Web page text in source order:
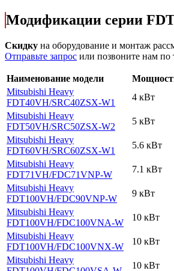
Модификации серии
Скидку на оборудование и монтаж
Отправьте запрос или позвоните нам по
Наименование модели
Mitsubishi Heavy
FDT40VH/SRC40ZSX-W1
4 кВт
Mitsubishi Heavy
FDT50VH/SRC50ZSX-W2
5 кВт
Mitsubishi Heavy
FDT60VH/SRC60ZSX-W1
5.6 кВт
Mitsubishi Heavy
FDT71VH/FDC71VNP-W
7.1 кВт
Mitsubishi Heavy
FDT100VH/FDC90VNP-W
9 кВт
Mitsubishi Heavy
FDT100VH/FDC100VNA-W
10 кВт
Mitsubishi Heavy
FDT100VH/FDC100VNX-W
10 кВт
Mitsubishi Heavy
10 кВт